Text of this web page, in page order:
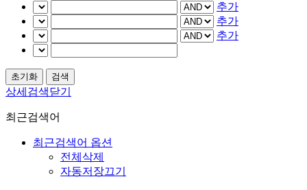
추가
추가
추가
상세검색닫기
최근검색어
최근검색어 옵션
전체삭제
자동저장끄기